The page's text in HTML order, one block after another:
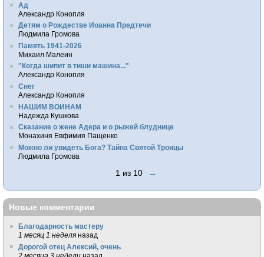
Ад
Александр Конопля
Детям о Рождестве Иоанна Предтечи
Людмила Громова
Память 1941-2026
Михаил Малеин
"Когда шипит в тиши машина..."
Александр Конопля
Снег
Александр Конопля
НАШИМ ВОИНАМ
Надежда Кушкова
Сказание о жене Адера и о рыжей блуднице
Монахиня Евфимия Пащенко
Можно ли увидеть Бога? Тайна Святой Троицы
Людмила Громова
1 из 10 →
Новые комментарии
Благодарность мастеру
1 месяц 1 неделя назад
Дорогой отец Алексий, очень
2 месяца 3 недели назад